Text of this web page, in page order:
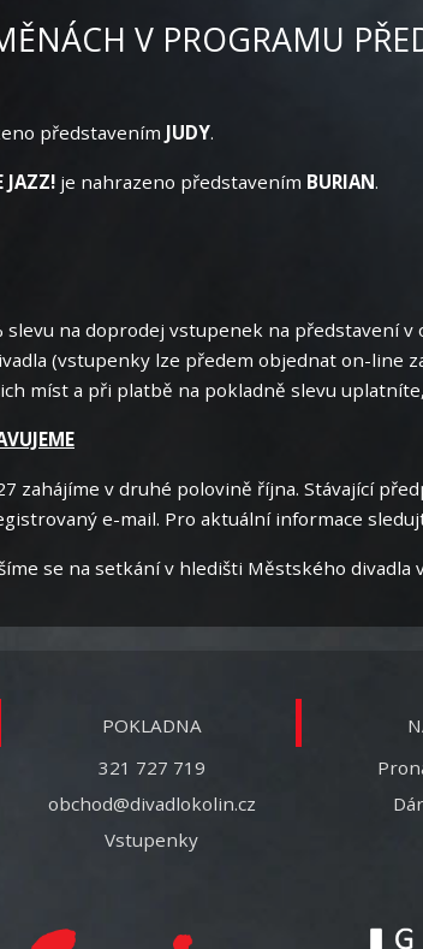
V PROGRAMU
představením JUDY.
JAZZ! je nahrazeno představením BURIAN.
na doprodej vstupenek na představení
(vstupenky lze předem objednat on-line
míst a při platbě na pokladně slevu
zahájíme v druhé polovině října. Stávající
e-mail. Pro aktuální informace
se na setkání v hledišti Městského divadla
POKLADNA
321 727 719
obchod@divadlokolin.cz
Vstupenky